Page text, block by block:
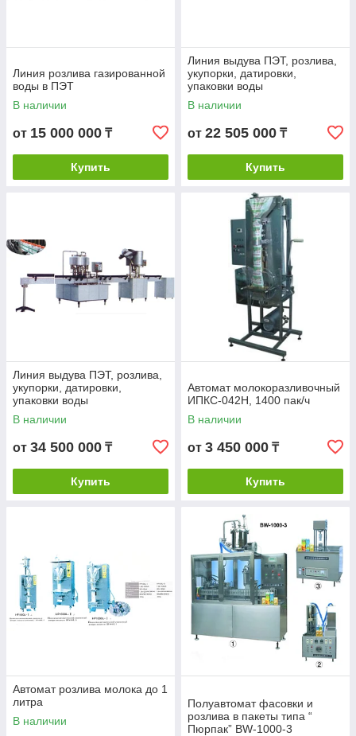
Линия розлива газированной
воды в ПЭТ
В наличии
от 15 000 000 ₸
Купить
Линия выдува ПЭТ, розлива,
укупорки, датировки,
упаковки воды
В наличии
от 22 505 000 ₸
Купить
Линия выдува ПЭТ, розлива,
укупорки, датировки,
упаковки воды
В наличии
от 34 500 000 ₸
Купить
Автомат молокоразливочный
ИПКС-042H, 1400 пак/ч
В наличии
от 3 450 000 ₸
Купить
Автомат розлива молока до 1
литра
В наличии
Полуавтомат фасовки и
розлива в пакеты типа “
Пюрпак” BW-1000-3